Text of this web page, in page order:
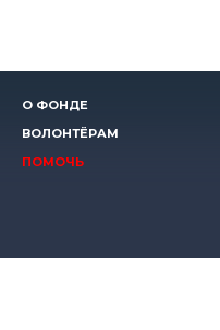
О ФОНДЕ
ВОЛОНТЁРАМ
ПОМОЧЬ